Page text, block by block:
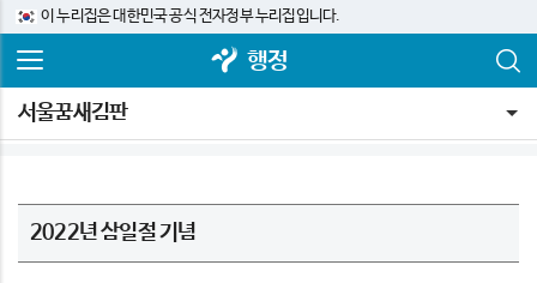
이 누리집은 대한민국 공식 전자정부 누리집입니다.
행정
서울꿈새김판
2022년 삼일절 기념